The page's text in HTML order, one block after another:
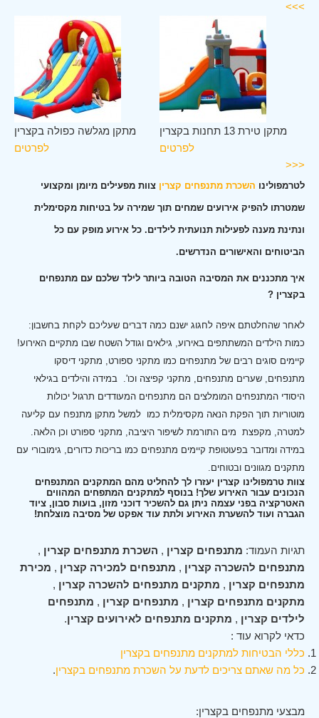
>>>
מתקן מגלשה כפולה בקצרין
לפרטים
מתקן טירת 13 תחנות בקצרין
לפרטים
<<<
לטרמפולינו השכרת מתנפחים קצרין צוות מפעילים מיומן ומקצועי
שמטרתו להפיק אירועים שמחים תוך שמירה על בטיחות מקסימלית
ונתינת מענה לפעילות תנועתית לילדים. כל אירוע מופק עם כל
הביטוחים והאישורים הנדרשים.
איך מתכננים את המסיבה הטובה ביותר לילד שלכם עם מתנפחים
בקצרין ?
לאחר שהחלטתם איפה לחגוג ישנם כמה דברים שעליכם לקחת בחשבון:
כמות הילדים המשתתפים באירוע, גילאים וגודל השטח שבו מתקיים האירוע!
קיימים סוגים רבים של מתנפחים כמו מתקני ספורט, מתקני דיסקו
מתנפחים, שערים מתנפחים, מתקני קפיצה וכו'. במידה והילדים בגילאי
היסודי המתנפחים המומלצים הם מתנפחים המעודדים תרגול יכולות
מוטוריות תוך הפקת הנאה מקסימלית כמו למשל מתקן מתנפח עם קליעה
למטרה, מקפצת מים התורמת לשיפור היציבה, מתקני ספורט וכן הלאה.
במידה ומדובר בפעוטופת קיימים מתנפחים כמו בריכות כדורים, גימובורי עם
מתקנים מגוונים ובטוחים.
צוות טרמפולינו קצרין יעזרו לך להחליט מהם המתקנים המתנפחים
הנכונים עבור האירוע שלך! בנוסף למתקנים המתפחים המהווים
האטרקציה בפני עצמה ניתן גם להשכיר דוכני מזון, בועות סבון, ציוד
הגברה ועוד להשערת האירוע ולתת עוד אפקט של מסיבה מוצלחת!
תגיות העמוד: מתנפחים קצרין , השכרת מתנפחים קצרין ,
מתנפחים להשכרה קצרין , מתנפחים למכירה קצרין , מכירת
מתנפחים קצרין , מתקנים מתנפחים להשכרה קצרין ,
מתקנים מתנפחים קצרין , מתנפחים קצרין , מתנפחים
לילדים קצרין , מתקנים מתנפחים לאירועים קצרין.
כדאי לקרוא עוד :
כללי הבטיחות למתקנים מתנפחים בקצרין
כל מה שאתם צריכים לדעת על השכרת מתנפחים בקצרין.
מבצעי מתנפחים בקצרין: